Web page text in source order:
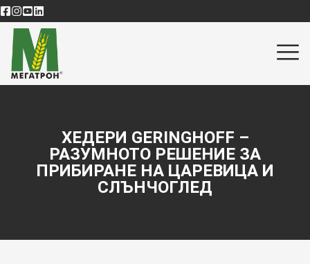
ХЕДЕРИ GERINGHOFF –
РАЗУМНОТО РЕШЕНИЕ ЗА
ПРИБИРАНЕ НА ЦАРЕВИЦА И
СЛЪНЧОГЛЕД